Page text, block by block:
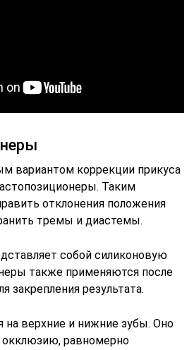
вариантом коррекции прикуса
Таким
отклонения положения
тремы и диастемы.
собой силиконовую
также применяются после
закрепления результата.
на верхние и нижние зубы. Оно
окклюзию, равномерно